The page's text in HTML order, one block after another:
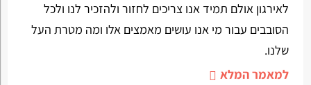
לאירגון אולם תמיד אנו צריכים לחזור ולהזכיר לנו ולכל
הסובבים עבור מי אנו עושים מאמצים אלו ומה מטרת העל
שלנו.
למאמר המלא